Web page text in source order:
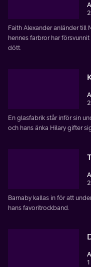
Faith Alexander anländer till
hennes farbror har
dött.
En glasfabrik står inför sin
och hans änka Hilary gifter
Barnaby kallas in för att
hans favoritrockband.